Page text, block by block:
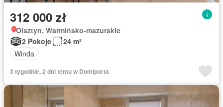
312 000 zł
Olsztyn, Warmińsko-mazurskie
2 Pokoje
24 m²
Winda
3 tygodnie, 2 dni temu w Domiporta